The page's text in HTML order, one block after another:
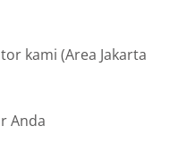
kami (Area Jakarta
Anda